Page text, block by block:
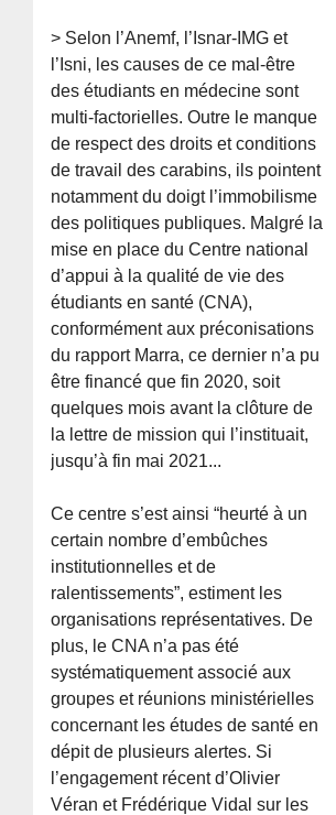
> Selon l’Anemf, l’Isnar-IMG et
l’Isni, les causes de ce mal-être
des étudiants en médecine sont
multi-factorielles. Outre le manque
de respect des droits et conditions
de travail des carabins, ils pointent
notamment du doigt l’immobilisme
des politiques publiques. Malgré la
mise en place du Centre national
d’appui à la qualité de vie des
étudiants en santé (CNA),
conformément aux préconisations
du rapport Marra, ce dernier n’a pu
être financé que fin 2020, soit
quelques mois avant la clôture de
la lettre de mission qui l’instituait,
jusqu’à fin mai 2021...
Ce centre s’est ainsi “heurté à un
certain nombre d’embûches
institutionnelles et de
ralentissements”, estiment les
organisations représentatives. De
plus, le CNA n’a pas été
systématiquement associé aux
groupes et réunions ministérielles
concernant les études de santé en
dépit de plusieurs alertes. Si
l’engagement récent d’Olivier
Véran et Frédérique Vidal sur les